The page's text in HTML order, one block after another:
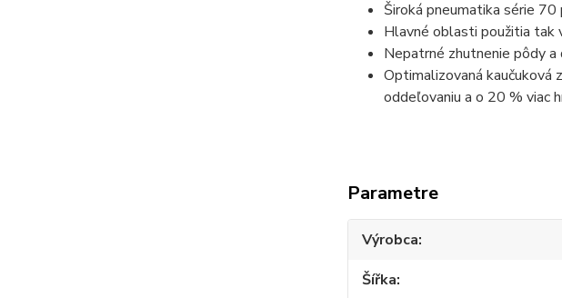
Široká pneumatika série
Hlavné oblasti použitia tak
Nepatrné zhutnenie pôdy
Optimalizovaná kaučuková
oddeľovaniu a o 20 % viac
Parametre
Výrobca
Šířka